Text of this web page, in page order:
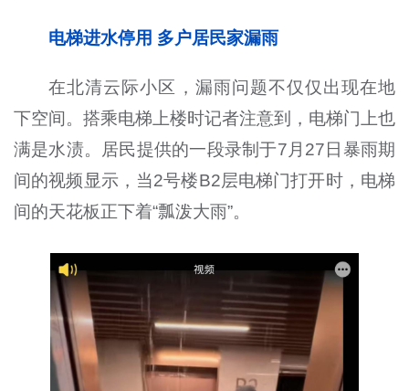
电梯进水停用 多户居民家漏雨
在北清云际小区，漏雨问题不仅仅出现在地
下空间。搭乘电梯上楼时记者注意到，电梯门上也
满是水渍。居民提供的一段录制于7月27日暴雨期
间的视频显示，当2号楼B2层电梯门打开时，电梯
间的天花板正下着“瓢泼大雨”。